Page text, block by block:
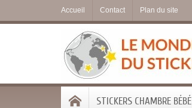
Accueil Contact Plan du site
STICKERS CHAMBRE BÉBÉ